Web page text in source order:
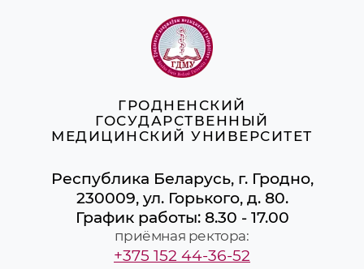
ГРОДНЕНСКИЙ
ГОСУДАРСТВЕННЫЙ
МЕДИЦИНСКИЙ УНИВЕРСИТЕТ
Республика Беларусь, г. Гродно,
230009, ул. Горького, д. 80.
График работы: 8.30 - 17.00
приёмная ректора:
+375 152 44-36-52